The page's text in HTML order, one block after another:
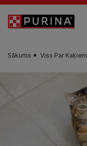
Skip to main content
Sākums Viss Par Kaķiem